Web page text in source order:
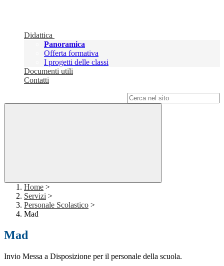
Didattica
Panoramica
Offerta formativa
I progetti delle classi
Documenti utili
Contatti
Home >
Servizi >
Personale Scolastico >
Mad
Mad
Invio Messa a Disposizione per il personale della scuola.